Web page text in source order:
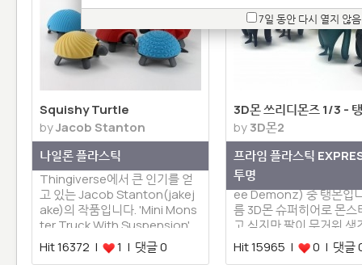
Squishy Turtle
byJacob Stanton
나일론 플라스틱
Thingiverse에서 큰 인기를 얻
고 있는 Jacob Stanton(jakej
ake)의 작품입니다. 'Mini Mons
ter Truck With Suspension'
이라는 자동차 모델로 Thingive
rse…
Hit 16372 | 1 | 댓글 0
3D몬 쓰리디몬즈 1/3 -
by3D몬2
프라임 플라스틱
투명
3D몬 케릭터인 쓰리 데
ee Demonz) 중 탱몬입
름 3D몬 슈퍼히어로 몬스
고 싶지만 팔이 무거워 생
는 다르…
Hit 15965 | 0 | 댓글
7일 동안 다시 열지 않음